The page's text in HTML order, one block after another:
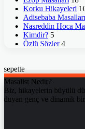
Korku Hikayeleri
Adisebaba Masalları
Nasreddin Hoca
Kimdir? 5
Özlü Sözler 4
sepette
Masalist Nedir?
Biz, hikayelerin büyülü
duyan genç ve dinamik